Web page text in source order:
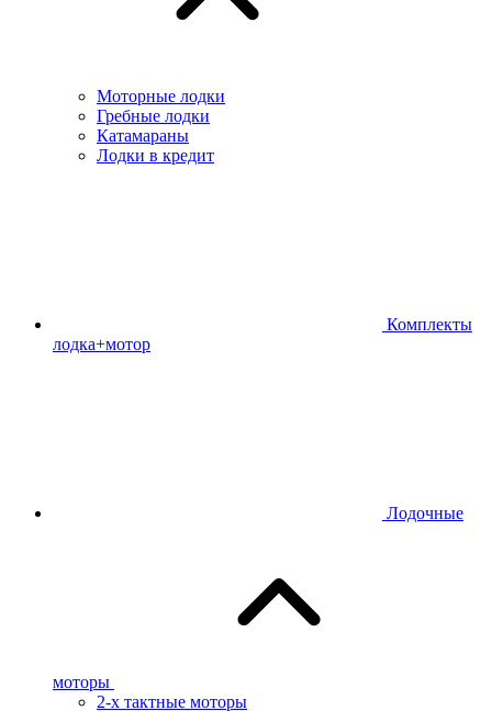
Моторные лодки
Гребные лодки
Катамараны
Лодки в кредит
Комплекты
лодка+мотор
Лодочные
моторы
2-х тактные моторы